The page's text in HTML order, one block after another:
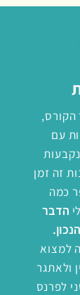
הקורס,
עם
זה זמן
כמה
הדבר
למצוא
ולאתגר
לפרנס